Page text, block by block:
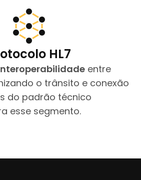
HL7
entre
o trânsito e conexão
do padrão técnico
esse segmento.